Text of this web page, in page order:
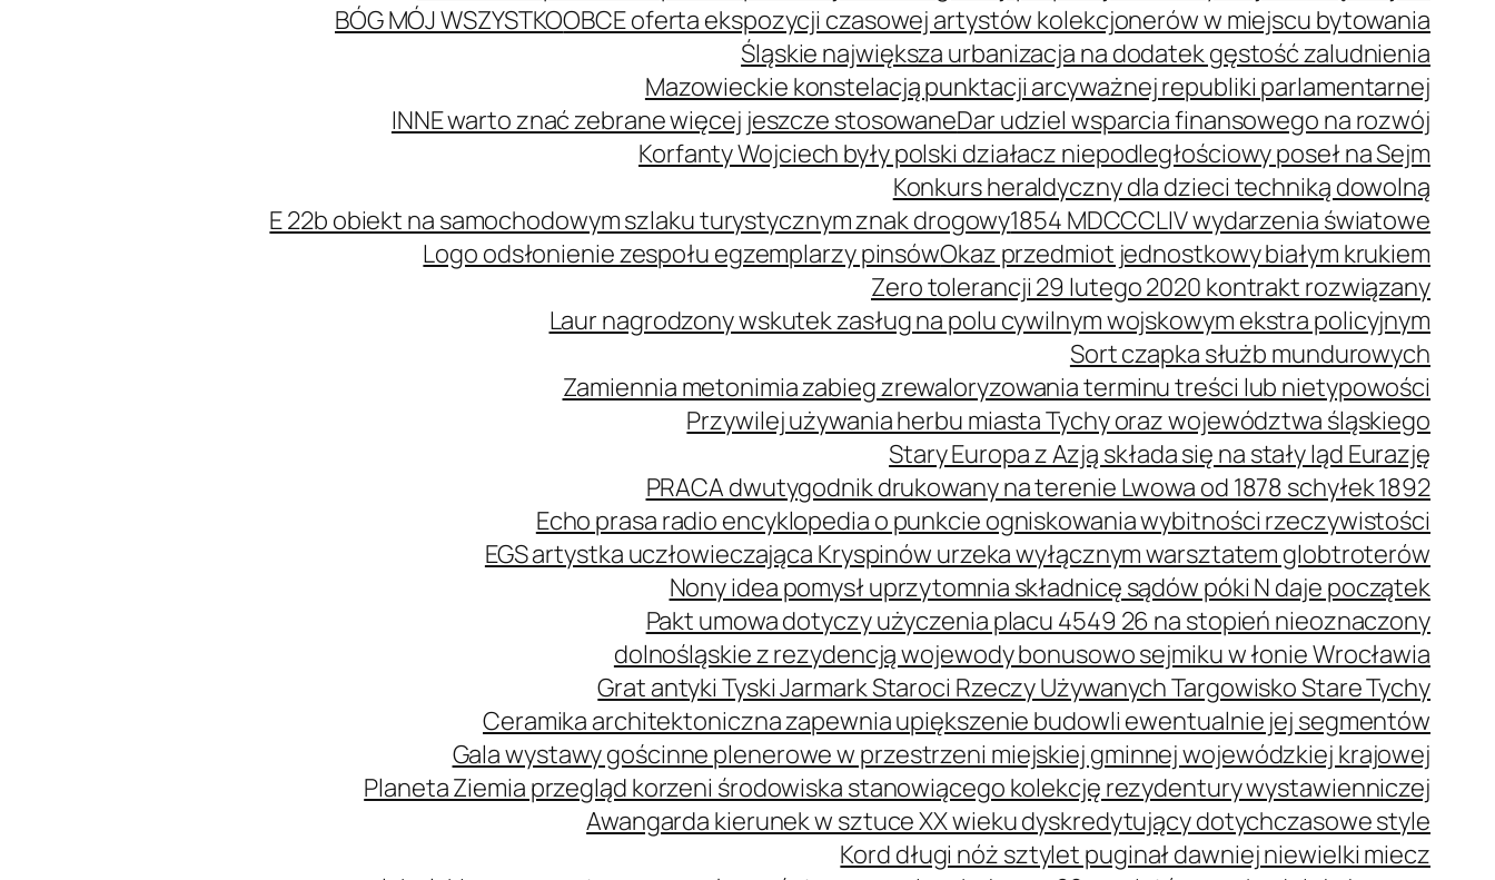
BÓG MÓJ WSZYSTKOOBCE oferta ekspozycji czasowej artystów kolekcjonerów w miejscu bytowania
Śląskie największa urbanizacja na dodatek gęstość zaludnienia
Mazowieckie konstelacją punktacji arcyważnej republiki parlamentarnej
INNE warto znać zebrane więcej jeszcze stosowaneDar udziel wsparcia finansowego na rozwój
Korfanty Wojciech były polski działacz niepodległościowy poseł na Sejm
Konkurs heraldyczny dla dzieci techniką dowolną
E 22b obiekt na samochodowym szlaku turystycznym znak drogowy1854 MDCCCLIV wydarzenia światowe
Logo odsłonienie zespołu egzemplarzy pinsówOkaz przedmiot jednostkowy białym krukiem
Zero tolerancji 29 lutego 2020 kontrakt rozwiązany
Laur nagrodzony wskutek zasług na polu cywilnym wojskowym ekstra policyjnym
Sort czapka służb mundurowych
Zamiennia metonimia zabieg zrewaloryzowania terminu treści lub nietypowości
Przywilej używania herbu miasta Tychy oraz województwa śląskiego
Stary Europa z Azją składa się na stały ląd Eurazję
PRACA dwutygodnik drukowany na terenie Lwowa od 1878 schyłek 1892
Echo prasa radio encyklopedia o punkcie ogniskowania wybitności rzeczywistości
EGS artystka uczłowieczająca Kryspinów urzeka wyłącznym warsztatem globtroterów
Nony idea pomysł uprzytomnia składnicę sądów póki N daje początek
Pakt umowa dotyczy użyczenia placu 4549 26 na stopień nieoznaczony
dolnośląskie z rezydencją wojewody bonusowo sejmiku w łonie Wrocławia
Grat antyki Tyski Jarmark Staroci Rzeczy Używanych Targowisko Stare Tychy
Ceramika architektoniczna zapewnia upiększenie budowli ewentualnie jej segmentów
Gala wystawy gościnne plenerowe w przestrzeni miejskiej gminnej wojewódzkiej krajowej
Planeta Ziemia przegląd korzeni środowiska stanowiącego kolekcję rezydentury wystawienniczej
Awangarda kierunek w sztuce XX wieku dyskredytujący dotychczasowe style
Kord długi nóż sztylet puginał dawniej niewielki miecz